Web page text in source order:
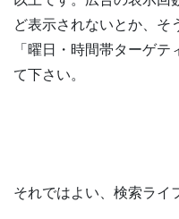
ど表示されないとか、そ
「曜日・時間帯ターゲ
て下さい。
それではよい、検索ライ